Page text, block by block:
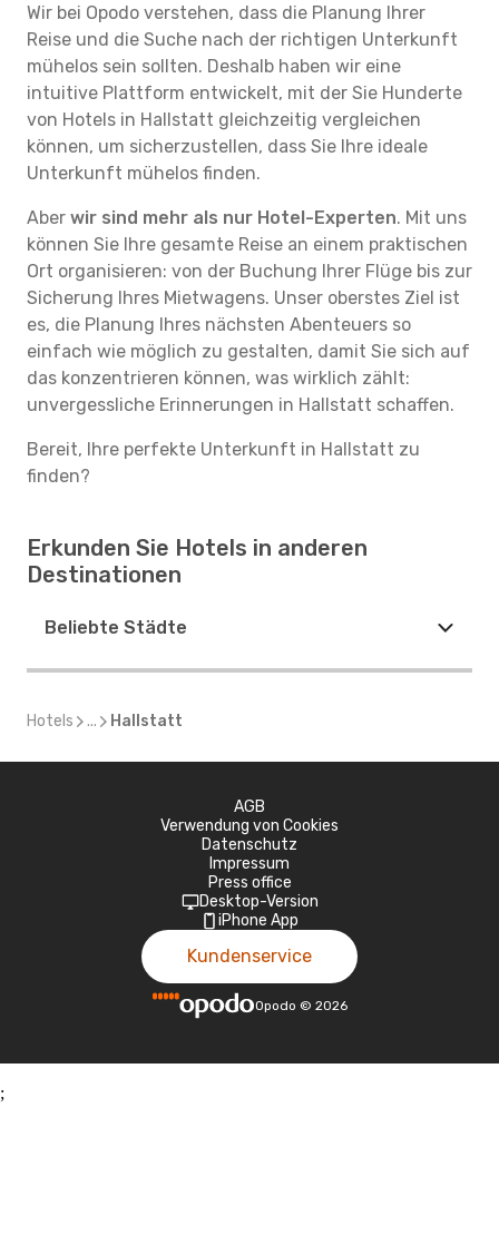
Wir bei Opodo verstehen, dass die Planung Ihrer
Reise und die Suche nach der richtigen Unterkunft
mühelos sein sollten. Deshalb haben wir eine
intuitive Plattform entwickelt, mit der Sie Hunderte
von Hotels in Hallstatt gleichzeitig vergleichen
können, um sicherzustellen, dass Sie Ihre ideale
Unterkunft mühelos finden.
Aber wir sind mehr als nur Hotel-Experten. Mit uns
können Sie Ihre gesamte Reise an einem praktischen
Ort organisieren: von der Buchung Ihrer Flüge bis zur
Sicherung Ihres Mietwagens. Unser oberstes Ziel ist
es, die Planung Ihres nächsten Abenteuers so
einfach wie möglich zu gestalten, damit Sie sich auf
das konzentrieren können, was wirklich zählt:
unvergessliche Erinnerungen in Hallstatt schaffen.
Bereit, Ihre perfekte Unterkunft in Hallstatt zu
finden?
Erkunden Sie Hotels in anderen
Destinationen
Beliebte Städte
Hotels ... Hallstatt
AGB
Verwendung von Cookies
Datenschutz
Impressum
Press office
Desktop-Version
iPhone App
Kundenservice
Opodo © 2026
;